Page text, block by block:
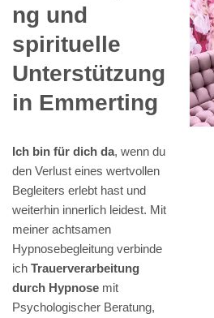
ng und
spirituelle
Unterstützung
in Emmerting
Ich bin für dich da, wenn du
den Verlust eines wertvollen
Begleiters erlebt hast und
weiterhin innerlich leidest. Mit
meiner achtsamen
Hypnosebegleitung verbinde
ich Trauerverarbeitung
durch Hypnose mit
Psychologischer Beratung,